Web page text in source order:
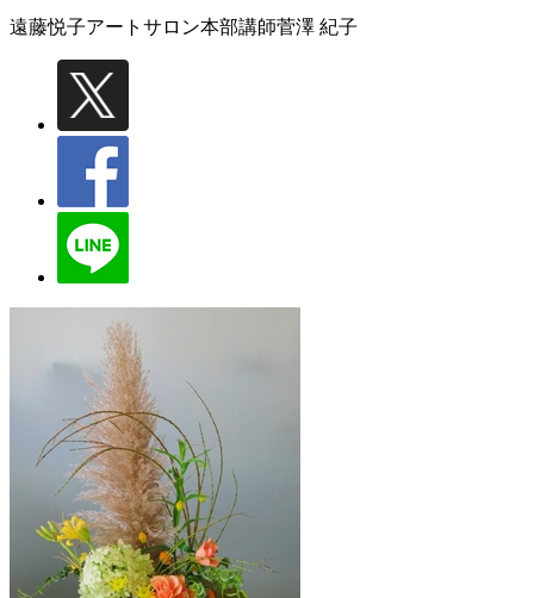
遠藤悦子アートサロン本部講師菅澤 紀子